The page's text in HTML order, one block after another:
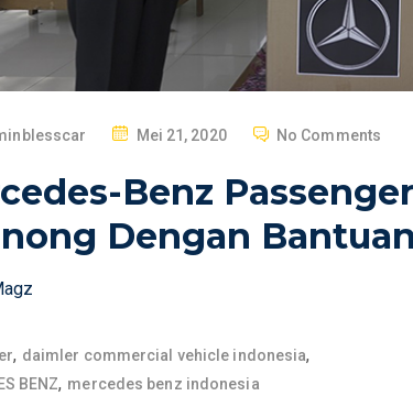
P
S
E
Mei 21, 2020 No Comments
Benz
Dengan
, daimler commercial vehicle indonesia,
BENZ, mercedes benz indonesia